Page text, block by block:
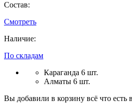
Состав:
Смотреть
Наличие:
По складам
Караганда 6 шт.
Алматы 6 шт.
Вы добавили в корзину всё что есть